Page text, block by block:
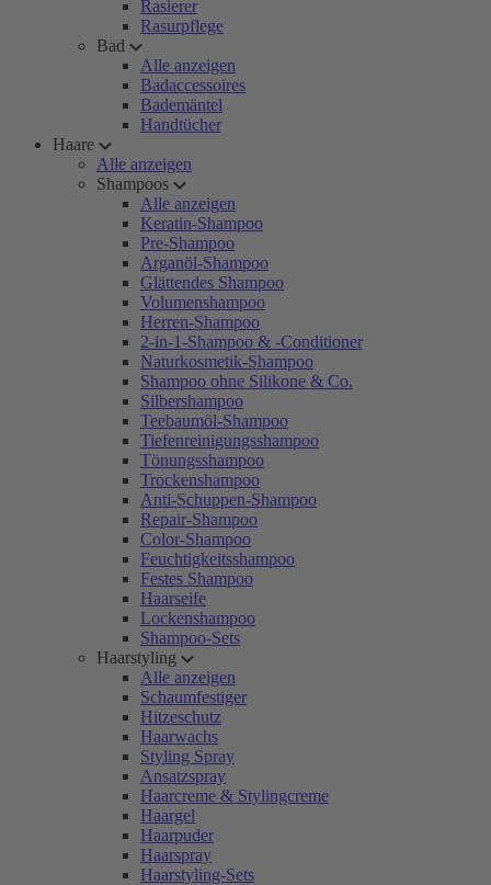
Rasierer
Rasurpflege
Bad
Alle anzeigen
Badaccessoires
Bademäntel
Handtücher
Haare
Alle anzeigen
Shampoos
Alle anzeigen
Keratin-Shampoo
Pre-Shampoo
Arganöl-Shampoo
Glättendes Shampoo
Volumenshampoo
Herren-Shampoo
2-in-1-Shampoo & -Conditioner
Naturkosmetik-Shampoo
Shampoo ohne Silikone & Co.
Silbershampoo
Teebaumöl-Shampoo
Tiefenreinigungsshampoo
Tönungsshampoo
Trockenshampoo
Anti-Schuppen-Shampoo
Repair-Shampoo
Color-Shampoo
Feuchtigkeitsshampoo
Festes Shampoo
Haarseife
Lockenshampoo
Shampoo-Sets
Haarstyling
Alle anzeigen
Schaumfestiger
Hitzeschutz
Haarwachs
Styling Spray
Ansatzspray
Haarcreme & Stylingcreme
Haargel
Haarpuder
Haarspray
Haarstyling-Sets